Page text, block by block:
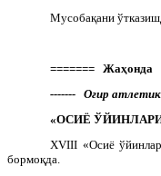
Мусобақани
======= Жаҳонда
------- Оғир
«ОСИЁ
XVIII «Осиё
бормоқда.